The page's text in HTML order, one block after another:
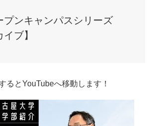
プンキャンパスシリーズ
ブ】
るとYouTubeへ移動します！